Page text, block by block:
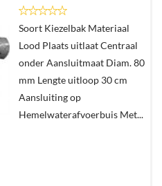
Details
In
winkelmand
Soort Kiezelbak Materiaal
Lood Plaats uitlaat Centraal
onder Aansluitmaat Diam. 80
mm Lengte uitloop 30 cm
Aansluiting op
Hemelwaterafvoerbuis Met...